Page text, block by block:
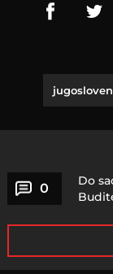
0
Do